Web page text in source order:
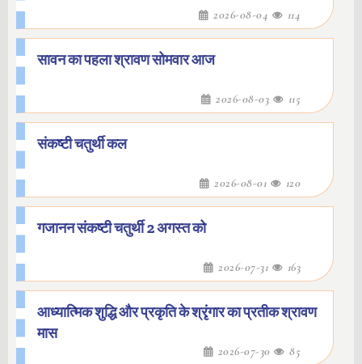
2026-08-04 114
सावन का पहला श्रावण सोमवार आज
2026-08-03 115
संकष्टी चतुर्थी कल
2026-08-01 120
गजानन संकष्टी चतुर्थी 2 अगस्त को
2026-07-31 163
आध्यात्मिक शुद्धि और प्रकृति के श्रृंगार का प्रतीक श्रावण
मास
2026-07-30 85